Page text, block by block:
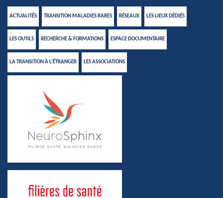
ACTUALITÉS TRANSITION MALADIES RARES RÉSEAUX LES LIEUX DÉDIÉS
LES OUTILS RECHERCHE & FORMATIONS ESPACE DOCUMENTAIRE
LA TRANSITION À L’ÉTRANGER LES ASSOCIATIONS